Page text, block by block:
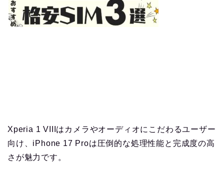
Xperia 1 VIIIはカメラやオーディオにこだわるユーザー
向け、iPhone 17 Proは圧倒的な処理性能と完成度の高
さが魅力です。